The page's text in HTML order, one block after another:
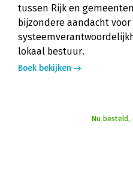
tussen Rijk en
bijzondere aandacht voor
lokaal bestuur.
Boek bekijken
Nu